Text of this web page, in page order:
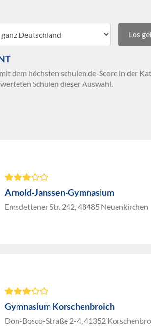
Los
dem höchsten schulen.de-Score in der
Schulen dieser Auswahl.
Arnold-Janssen-Gymnasium
Emsdettener Str. 242, 48485 Neuenkirchen
Gymnasium Korschenbroich
Don-Bosco-Straße 2-4, 41352